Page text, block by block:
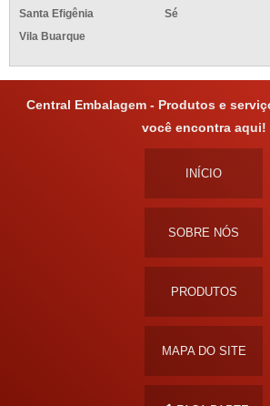
Santa Efigênia
Sé
Vila Buarque
Central Embalagem - Produtos e
você encontra aqui!
INÍCIO
SOBRE NÓS
PRODUTOS
MAPA DO SITE